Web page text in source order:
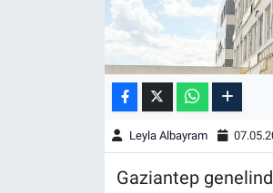
Leyla Albayram
Gaziantep